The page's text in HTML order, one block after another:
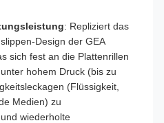
: Repliziert das
Design der GEA
sich fest an die Plattenrillen
hohem Druck (bis zu
(Flüssigkeit,
Medien) zu
wiederholte